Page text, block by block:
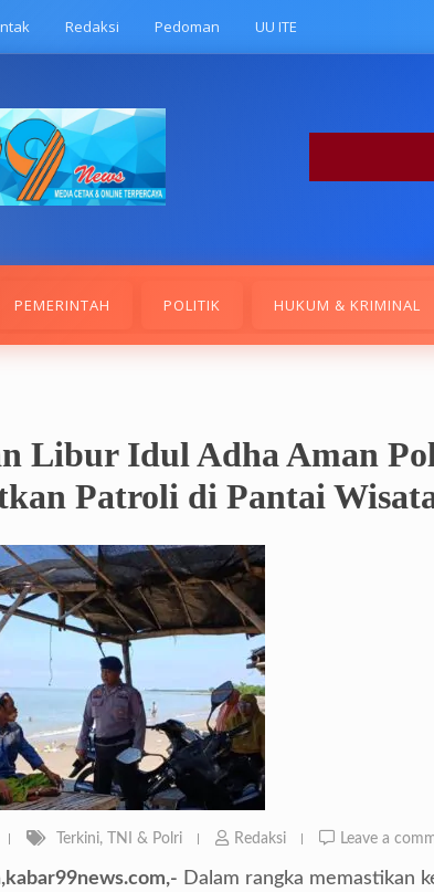
Redaksi Pedoman UU ITE
PEMERINTAH POLITIK HUKUM & KRIMINAL
Libur Idul Adha Aman
Patroli di Pantai
Terkini, TNI & Polri Redaksi Leave a
Dalam rangka memastikan